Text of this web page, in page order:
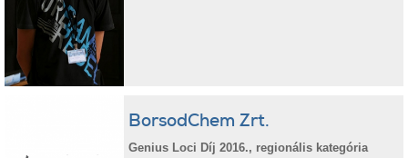
BorsodChem Zrt.
Genius Loci Díj 2016., regionális kategória